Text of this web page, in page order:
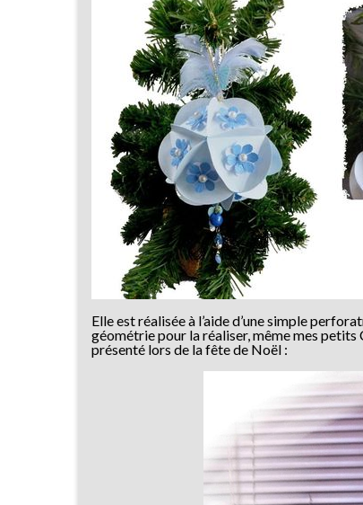
Elle est réalisée à l’aide d’une simple
géométrie pour la réaliser, même mes petits
présenté lors de la fête de Noël :